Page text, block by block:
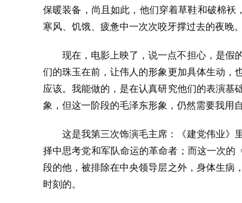
保暖装备，尚且如此，他们穿着草鞋和破棉
寒风、饥饿、疲惫中一次次咬牙撑过去的夜晚。
现在，电影上映了，说一点不担心，是假
们的珠玉在前，让伟人的形象更加具体生动，
应该。我能做的，是在认真研究他们的表演基
象，但这一阶段的毛泽东形象，仍然需要我用
这是我第三次饰演毛主席：《建党伟业》
择中思考党和军队命运的革命者；而这一次的
段的他，被排除在中央领导层之外，身体生病
时刻的。